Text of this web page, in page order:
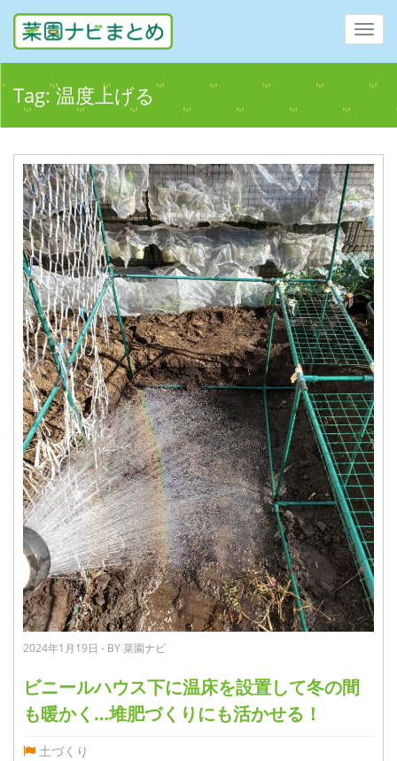
Tag:温度上げる
2024年1月19日 - BY 菜園ナビ
ビニールハウス下に温床を設置して冬の間
も暖かく…堆肥づくりにも活かせる！
土づくり